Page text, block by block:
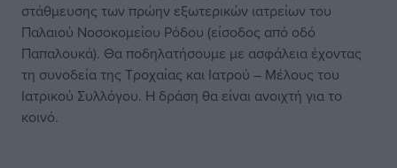
στάθμευσης των πρώην εξωτερικών ιατρείων του
Παλαιού Νοσοκομείου Ρόδου (είσοδος από οδό
Παπαλουκά). Θα ποδηλατήσουμε με ασφάλεια έχοντας
τη συνοδεία της Τροχαίας και Ιατρού – Μέλους του
Ιατρικού Συλλόγου. Η δράση θα είναι ανοιχτή για το
κοινό.